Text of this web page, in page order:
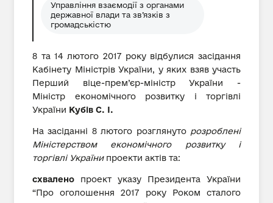
Управління взаємодії з органами
державної влади та зв’язків з
громадськістю
8 та 14 лютого 2017 року відбулися засідання
Кабінету Міністрів України, у яких взяв участь
Перший віце-прем’єр-міністр України -
Міністр економічного розвитку і торгівлі
України Кубів С. І.
На засіданні 8 лютого розглянуто розроблені
Міністерством економічного розвитку і
торгівлі Українипроекти актів та:
схвалено проект указу Президента України
“Про оголошення 2017 року Роком сталого